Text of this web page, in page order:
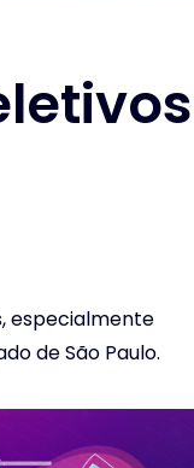
especialmente
de São Paulo.